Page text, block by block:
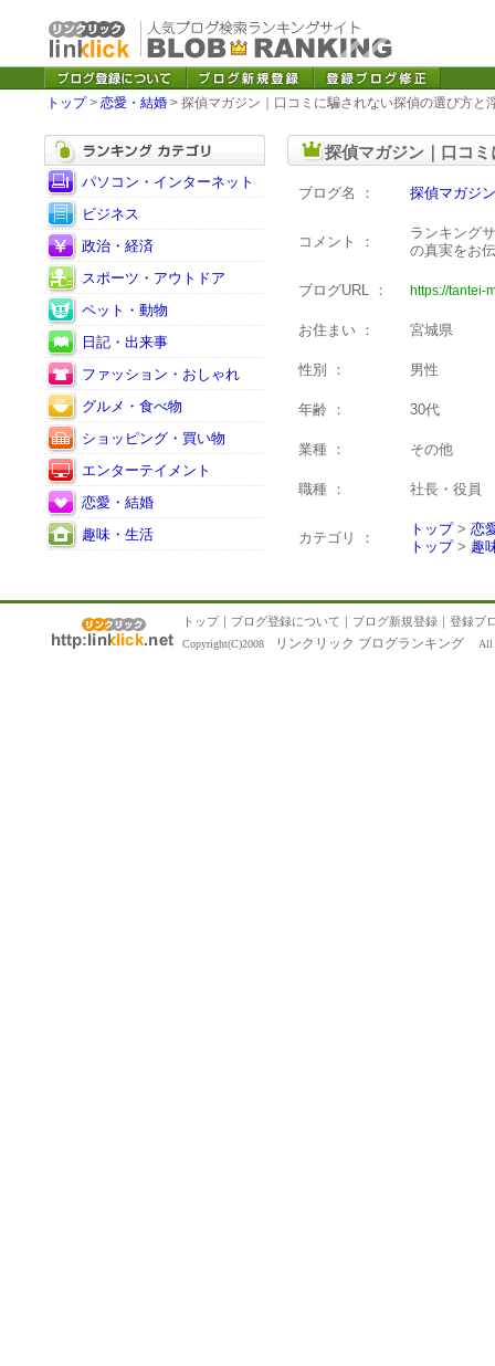
トップ> 恋愛・結婚 > 探偵マガジン｜口コミに騙されない探偵の選び方と
パソコン・インターネット
ビジネス
政治・経済
スポーツ・アウトドア
ペット・動物
日記・出来事
ファッション・おしゃれ
グルメ・食べ物
ショッピング・買い物
エンターテイメント
恋愛・結婚
趣味・生活
探偵マガジン｜口コ
ブログ名 ： 探偵マガジ
コメント ：
ランキング
の真実をお
ブログURL ： https://tantei-
お住まい ： 宮城県
性別 ： 男性
年齢 ： 30代
業種 ： その他
職種 ： 社長・役員
カテゴリ ：
トップ> 恋
トップ> 趣
トップ｜ ブログ登録について ｜ ブログ新規登録 ｜ 登録ブ
Copyright(C)2008 リンクリック ブログランキング All